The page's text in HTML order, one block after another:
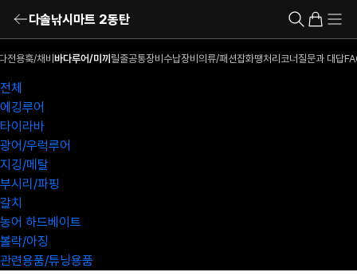
다솔낚시마트 2동탄
전용훅/채비 바다루어/미끼 릴줄공통장비 수납장비 의류/패션잡화땡처리코너 질문과 대답
전체
에깅루어
타이라바
광어/우럭루어
지깅/메탈
부시리/파핑
갈치
농어 하드베이트
볼락/아징
관련용품/튜닝용품